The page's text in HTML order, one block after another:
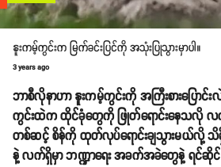
နူးကမ့်ကွင်းက မြက်ခင်းပြင်ကို အသုံးပြုသွားမှာပါ။
3 years ago
ဘာစီလိုနာဟာ နူးကမ့်ကွင်းကို အကြီးစားပြောင်
ကွင်းထဲက ထိုင်ခုံတွေကို ဖြုတ်ရောင်းနေသလို လ
တစ်ဆင့် စိန်ကို ထုတ်လုပ်ရောင်းချသွားမယ်လို့ သိ
နဲ့ လက်ရှိမှာ ဘဏ္ဍာရေး အခက်အခဲတွေနဲ့ ရင်ဆိုင်